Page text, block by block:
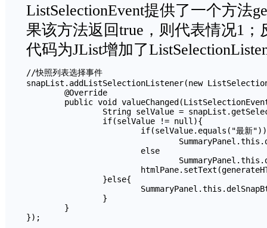
ListSelectionEvent提供了一个方法
果该方法返回true，则代表情况1
代码为JList增加了
//快照列表选择事件
snapList.addListSelectionListener(new